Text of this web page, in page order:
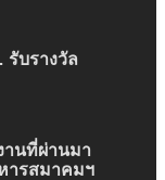
บรางวัล
านที่ผ่านมา
ารสมาคมฯ